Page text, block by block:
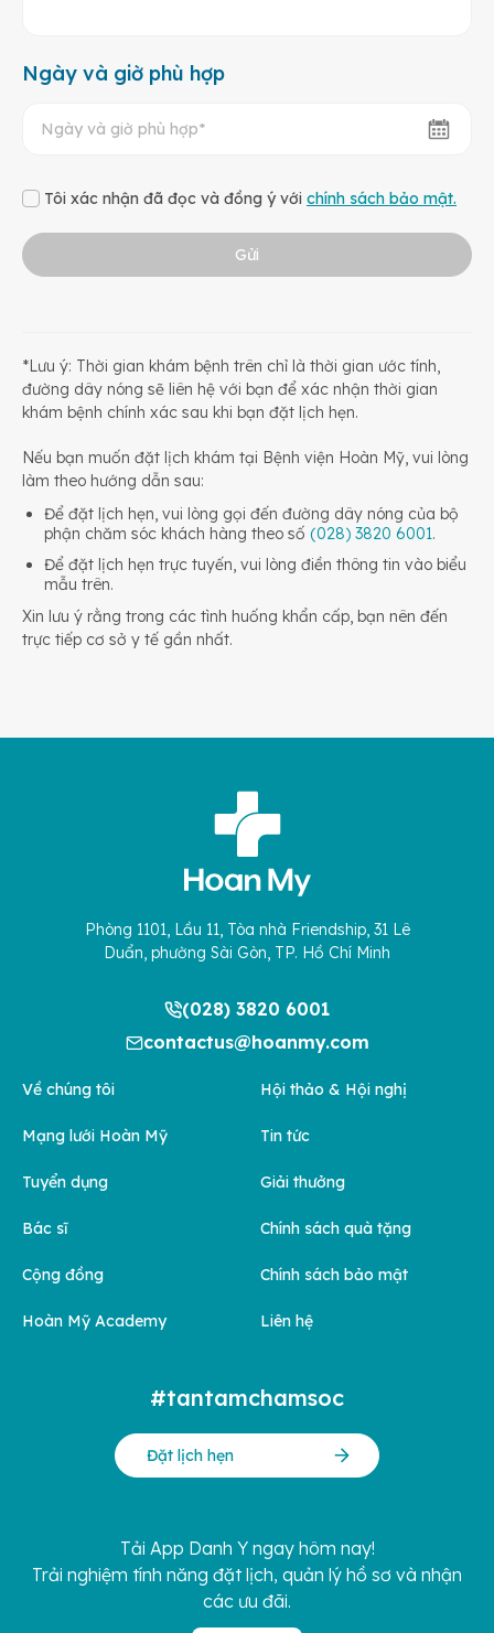
Ngày và giờ phù hợp
Tôi xác nhận đã đọc và đồng ý với chính sách bảo mật.
Gửi
*Lưu ý: Thời gian khám bệnh trên chỉ là thời gian ước tính,
đường dây nóng sẽ liên hệ với bạn để xác nhận thời gian
khám bệnh chính xác sau khi bạn đặt lịch hẹn.
Nếu bạn muốn đặt lịch khám tại Bệnh viện Hoàn Mỹ, vui lòng
làm theo hướng dẫn sau:
Để đặt lịch hẹn, vui lòng gọi đến đường dây nóng của bộ
phận chăm sóc khách hàng theo số (028) 3820 6001.
Để đặt lịch hẹn trực tuyến, vui lòng điền thông tin vào biểu
mẫu trên.
Xin lưu ý rằng trong các tình huống khẩn cấp, bạn nên đến
trực tiếp cơ sở y tế gần nhất.
Phòng 1101, Lầu 11, Tòa nhà Friendship, 31 Lê
Duẩn, phường Sài Gòn, TP. Hồ Chí Minh
(028) 3820 6001
contactus@hoanmy.com
Về chúng tôi
Mạng lưới Hoàn Mỹ
Tuyển dụng
Bác sĩ
Cộng đồng
Hoàn Mỹ Academy
Hội thảo & Hội nghị
Tin tức
Giải thưởng
Chính sách quà tặng
Chính sách bảo mật
Liên hệ
#tantamchamsoc
Đặt lịch hẹn
Tải App Danh Y ngay hôm nay!
Trải nghiệm tính năng đặt lịch, quản lý hồ sơ và nhận
các ưu đãi.